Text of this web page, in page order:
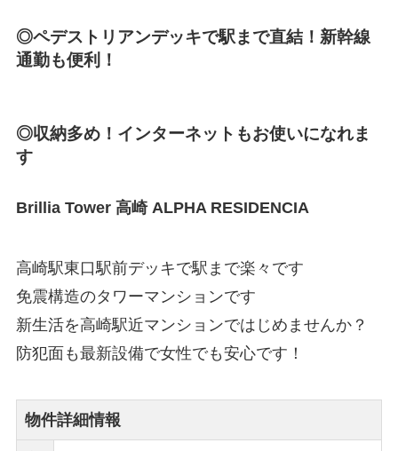
◎ペデストリアンデッキで駅まで直結！新幹線
通勤も便利！
◎収納多め！インターネットもお使いになれま
す
Brillia Tower 高崎 ALPHA RESIDENCIA
高崎駅東口駅前デッキで駅まで楽々です
免震構造のタワーマンションです
新生活を高崎駅近マンションではじめませんか？
防犯面も最新設備で女性でも安心です！
物件詳細情報